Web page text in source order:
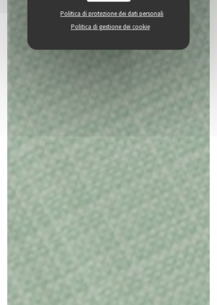
Politica di protezione dei dati personali
Politica di gestione dei cookie